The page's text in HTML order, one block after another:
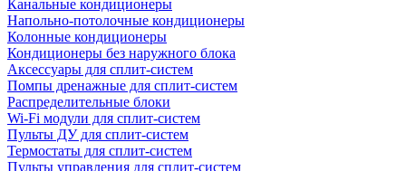
Канальные кондиционеры
Напольно-потолочные кондиционеры
Колонные кондиционеры
Кондиционеры без наружного блока
Аксессуары для сплит-систем
Помпы дренажные для сплит-систем
Распределительные блоки
Wi-Fi модули для сплит-систем
Пульты ДУ для сплит-систем
Термостаты для сплит-систем
Пульты управления для сплит-систем